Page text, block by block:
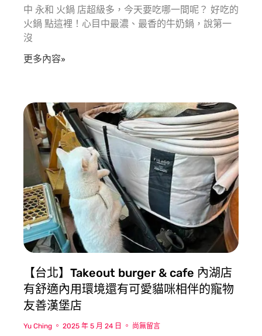
中 永和 火鍋 店超級多，今天要吃哪一間呢？ 好吃的
火鍋 點這裡！心目中最濃、最香的牛奶鍋，說第一
沒
更多內容»
【台北】Takeout burger & cafe 內湖店
有舒適內用環境還有可愛貓咪相伴的寵物
友善漢堡店
Yu Ching 2025 年 5 月 24 日 尚無留言